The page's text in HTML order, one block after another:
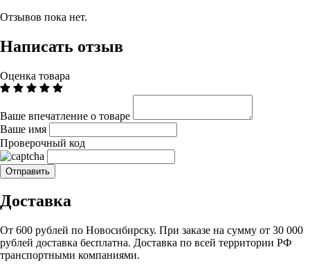
Отзывов пока нет.
Написать отзыв
Оценка товара
Ваше впечатление о товаре
Ваше имя
Проверочный код
Доставка
От 600 рублей по Новосибирску. При заказе на сумму от 30 000
рублей доставка бесплатна. Доставка по всей территории РФ
транспортными компаниями.